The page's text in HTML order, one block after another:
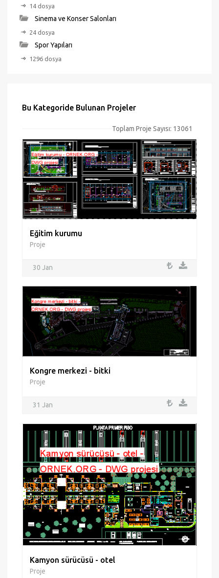
14 dosya
Sinema ve Konser Salonları
24 dosya
Spor Yapıları
1296 dosya
Bu Kategoride Bulunan Projeler
Toplam Proje Sayısı: 13061
Eğitim kurumu
Proje
30 Jan
Kongre merkezi - bitki
Proje
31 Jan
Kamyon sürücüsü - otel
Proje